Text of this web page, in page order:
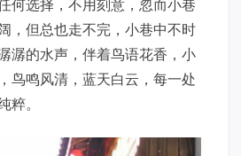
，但总也走不完，小巷中不时
潺的水声，伴着鸟语花香，小
鸟鸣风清，蓝天白云，每一处
。